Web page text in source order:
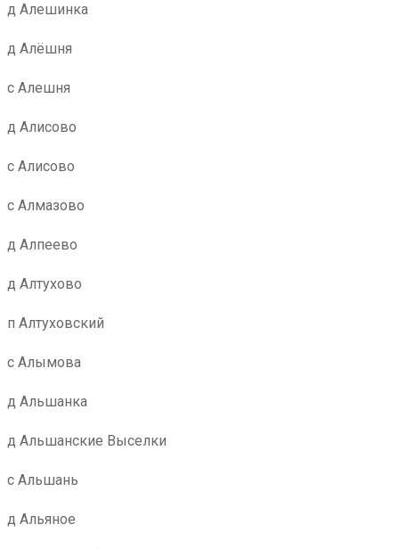
д Алешинка
д Алёшня
с Алешня
д Алисово
с Алисово
с Алмазово
д Алпеево
д Алтухово
п Алтуховский
с Алымова
д Альшанка
д Альшанские Выселки
с Альшань
д Альяное